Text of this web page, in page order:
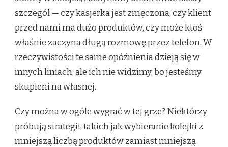
szczegół — czy kasjerka jest zmęczona, czy klient
przed nami ma dużo produktów, czy może ktoś
właśnie zaczyna długą rozmowę przez telefon. W
rzeczywistości te same opóźnienia dzieją się w
innych liniach, ale ich nie widzimy, bo jesteśmy
skupieni na własnej.
Czy można w ogóle wygrać w tej grze? Niektórzy
próbują strategii, takich jak wybieranie kolejki z
mniejszą liczbą produktów zamiast mniejszą